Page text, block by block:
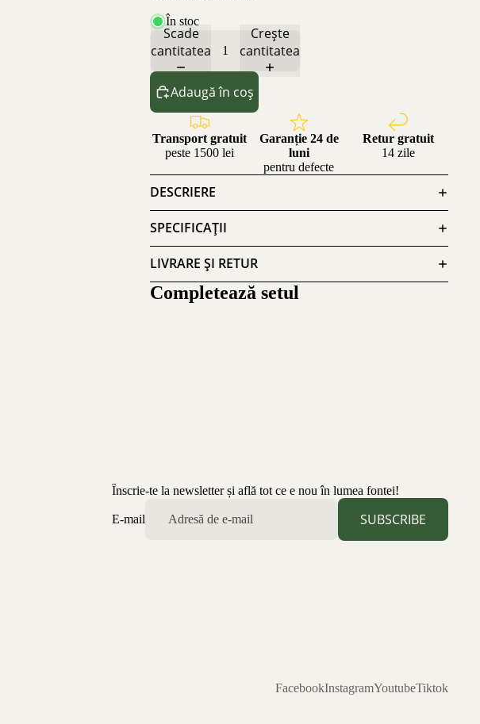
În stoc
Scade
cantitatea
Crește
cantitatea
Adaugă în coș
Transport gratuit
peste 1500 lei
Garanție 24 de
luni
pentru defecte
Retur gratuit
14 zile
DESCRIERE
SPECIFICAȚII
LIVRARE ȘI RETUR
Completează setul
Înscrie-te la newsletter și află tot ce e nou în lumea fontei!
E-mail SUBSCRIBE
FacebookInstagramYoutubeTiktok